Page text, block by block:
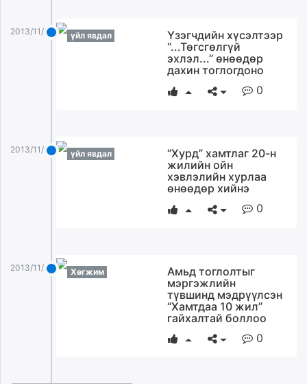
2013/11/25 үйл явдал
Үзэгчдийн хүсэлтээр
“...Төгсгөлгүй
эхлэл...” өнөөдөр
дахин тоглогдоно
0
2013/11/25 үйл явдал
“Хурд” хамтлаг 20-н
жилийн ойн
хэвлэлийн хурлаа
өнөөдөр хийнэ
0
2013/11/25 Хөгжим
Амьд тоглолтыг
мэргэжлийн
түвшинд мэдрүүлсэн
“Хамтдаа 10 жил”
гайхалтай боллоо
0